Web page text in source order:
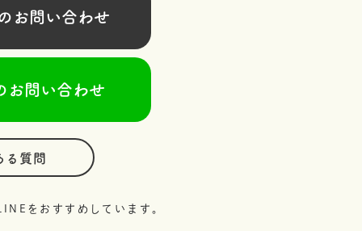
問い合わせ
問い合わせ
る質問
をおすすめしています。